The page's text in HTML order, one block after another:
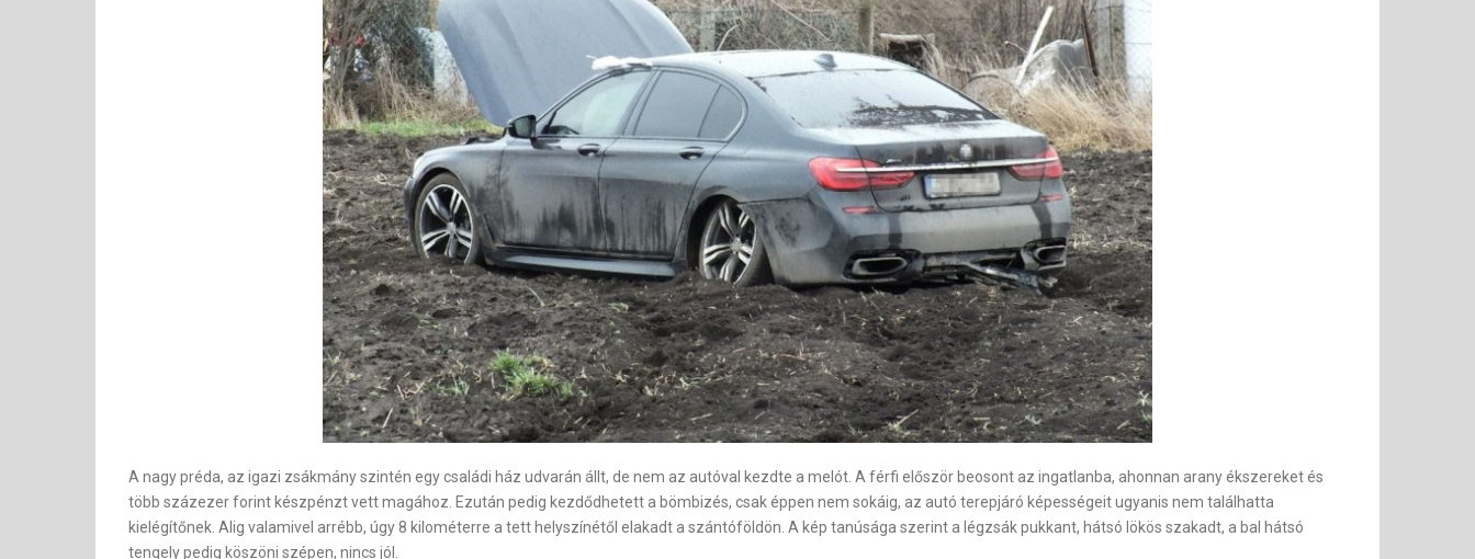
A nagy préda, az igazi zsákmány szintén egy családi ház udvarán állt, de nem az autóval kezdte a melót. A férfi először beosont az ingatlanba, ahonnan arany ékszereket és
több százezer forint készpénzt vett magához. Ezután pedig kezdődhetett a bömbizés, csak éppen nem sokáig, az autó terepjáró képességeit ugyanis nem találhatta
kielégítőnek. Alig valamivel arrébb, úgy 8 kilométerre a tett helyszínétől elakadt a szántóföldön. A kép tanúsága szerint a légzsák pukkant, hátsó lökös szakadt, a bal hátsó
tengely pedig köszöni szépen, nincs jól.